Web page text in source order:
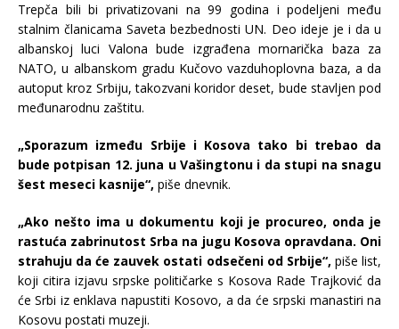
Trepča bili bi privatizovani na 99 godina i podeljeni među
stalnim članicama Saveta bezbednosti UN. Deo ideje je i da u
albanskoj luci Valona bude izgrađena mornarička baza za
NATO, u albanskom gradu Kučovo vazduhoplovna baza, a da
autoput kroz Srbiju, takozvani koridor deset, bude stavljen pod
međunarodnu zaštitu.
„Sporazum između Srbije i Kosova tako bi trebao da
bude potpisan 12. juna u Vašingtonu i da stupi na snagu
šest meseci kasnije“, piše dnevnik.
„Ako nešto ima u dokumentu koji je procureo, onda je
rastuća zabrinutost Srba na jugu Kosova opravdana. Oni
strahuju da će zauvek ostati odsečeni od Srbije“, piše list,
koji citira izjavu srpske političarke s Kosova Rade Trajković da
će Srbi iz enklava napustiti Kosovo, a da će srpski manastiri na
Kosovu postati muzeji.